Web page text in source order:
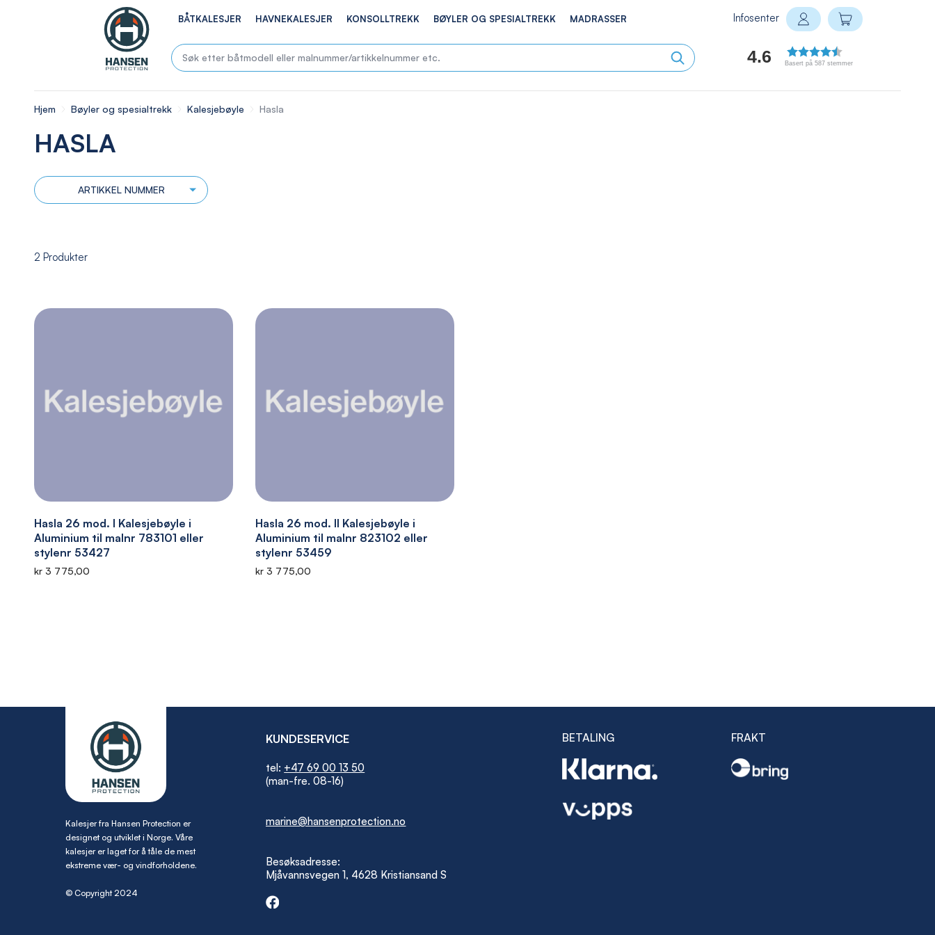
BÅTKALESJER HAVNEKALESJER KONSOLLTREKK BØYLER OG SPESIALTREKK MADRASSER
4.6 Basert på 587 stemmer
Infosenter
Logg inn
Min handlekurv
Hjem Bøyler og spesialtrekk Kalesjebøyle Hasla
HASLA
ARTIKKEL NUMMER
2 Produkter
Hasla 26 mod. I Kalesjebøyle i
Aluminium til malnr 783101 eller
stylenr 53427
kr 3 775,00
Hasla 26 mod. II Kalesjebøyle i
Aluminium til malnr 823102 eller
stylenr 53459
kr 3 775,00
Kalesjer fra Hansen Protection er
designet og utviklet i Norge. Våre
kalesjer er laget for å tåle de mest
ekstreme vær- og vindforholdene.
© Copyright 2024
KUNDESERVICE
tel: +47 69 00 13 50
(man-fre. 08-16)
marine@hansenprotection.no
Besøksadresse:
Mjåvannsvegen 1, 4628 Kristiansand S
BETALING FRAKT